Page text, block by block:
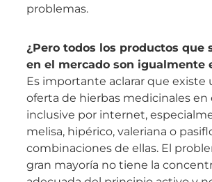
problemas.
¿Pero todos los productos que
en el mercado son igualmente
Es importante aclarar que existe
oferta de hierbas medicinales en
inclusive por internet,
melisa, hipérico, valeriana o
combinaciones de ellas. El
gran mayoría no tiene la